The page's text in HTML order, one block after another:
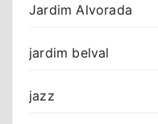
Jardim Alvorada
jardim belval
jazz